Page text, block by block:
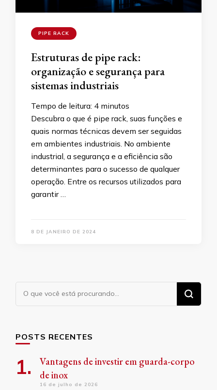
PIPE RACK
Estruturas de pipe rack:
organização e segurança para
sistemas industriais
Tempo de leitura: 4 minutos
Descubra o que é pipe rack, suas funções e
quais normas técnicas devem ser seguidas
em ambientes industriais. No ambiente
industrial, a segurança e a eficiência são
determinantes para o sucesso de qualquer
operação. Entre os recursos utilizados para
garantir …
8 DE JANEIRO DE 2024
Procurando
algo?
POSTS RECENTES
Vantagens de investir em guarda-corpo
de inox
16 de julho de 2026